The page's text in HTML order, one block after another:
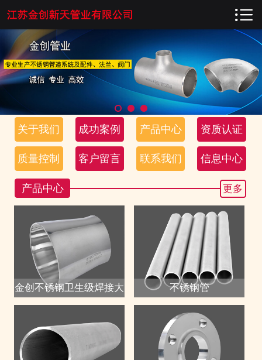
关于我们
成功案例
产品中心
资质认证
质量控制
联系我们
信息中心

关于我们 成功案例 产品中心 资质认证
质量控制 客户留言 联系我们 信息中心
产品中心 更多
金创不锈钢卫生级焊接大 不锈钢管